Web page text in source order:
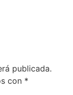
publicada.
con *